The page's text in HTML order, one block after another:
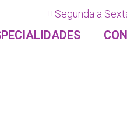
Segunda a